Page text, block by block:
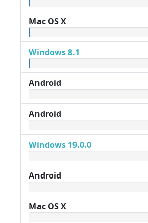
Mac OS X
Windows 8.1
Android
Android
Windows 19.0.0
Android
Mac OS X